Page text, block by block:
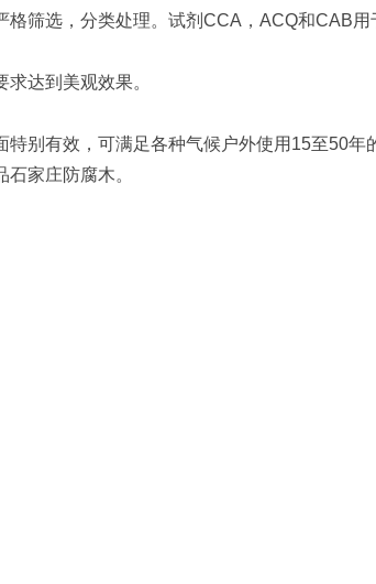
筛选，分类处理。试剂CCA，ACQ和CAB用
达到美观效果。
有效，可满足各种气候户外使用15至50年
家庄防腐木。